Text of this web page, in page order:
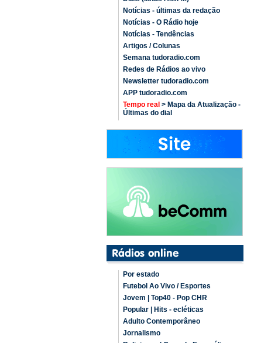
Notícias - últimas da redação
Notícias - O Rádio hoje
Notícias - Tendências
Artigos / Colunas
Semana tudoradio.com
Redes de Rádios ao vivo
Newsletter tudoradio.com
APP tudoradio.com
Tempo real > Mapa da Atualização -
Últimas do dial
Por estado
Futebol Ao Vivo / Esportes
Jovem | Top40 - Pop CHR
Popular | Hits - ecléticas
Adulto Contemporâneo
Jornalismo